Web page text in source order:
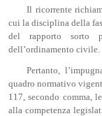
Il ricorrente
cui la disciplina della
del rapporto sorto
dell’ordinamento civile.
Pertanto,
quadro normativo
117, secondo comma,
alla competenza